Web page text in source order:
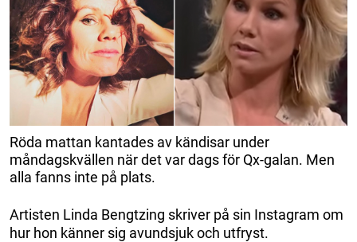
Röda mattan kantades av kändisar under
måndagskvällen när det var dags för Qx-galan. Men
alla fanns inte på plats.
Artisten Linda Bengtzing skriver på sin Instagram om
hur hon känner sig avundsjuk och utfryst.